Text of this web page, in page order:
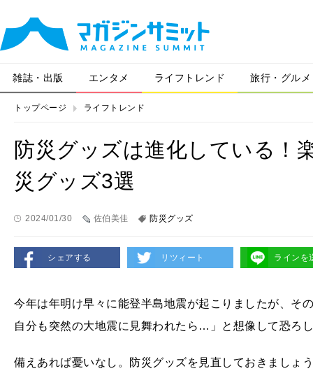
雑誌・出版 エンタメ ライフトレンド 旅行・グルメ
トップページ ライフトレンド
防災グッズは進化している！
災グッズ3選
2024/01/30 佐伯美佳 防災グッズ
シェアする リツィート ラインを
今年は年明け早々に能登半島地震が起こりましたが、そ
自分も突然の大地震に見舞われたら…」と想像して恐ろ
備えあれば憂いなし。防災グッズを見直しておきましょ